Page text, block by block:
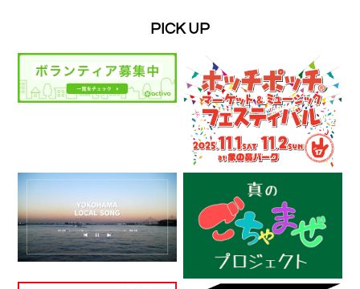
PICK UP